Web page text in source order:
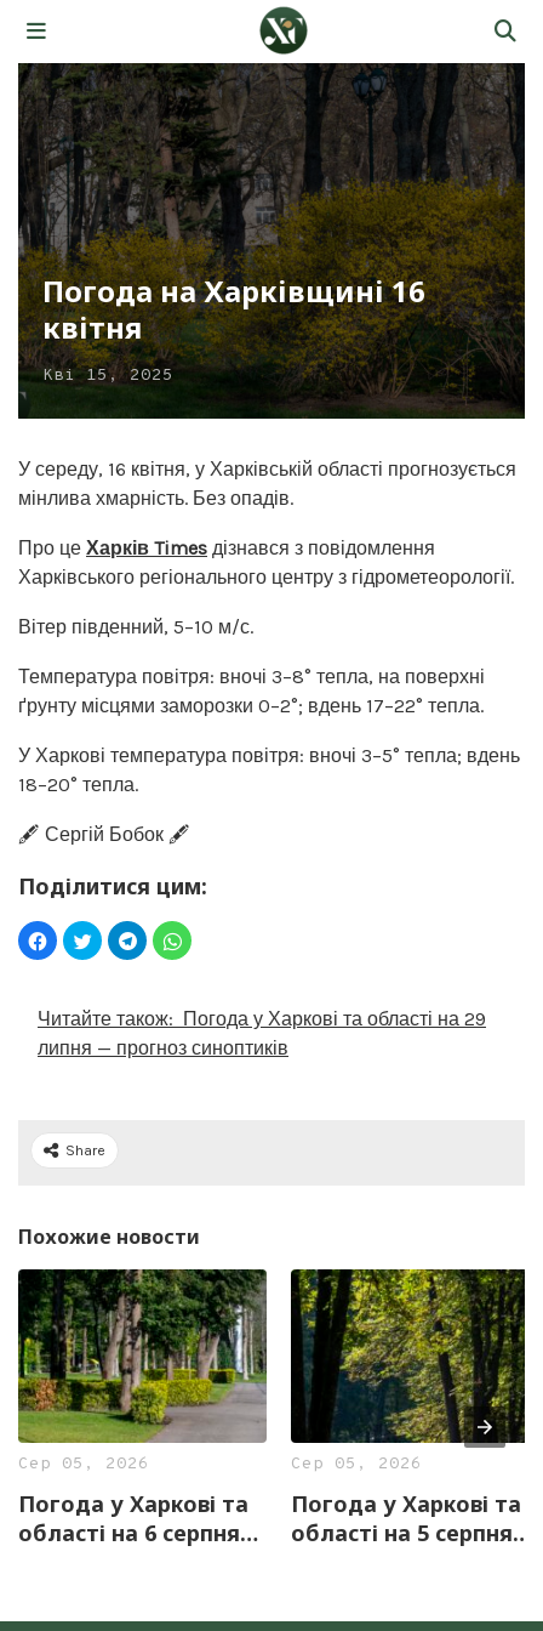
Погода на Харківщині 16
квітня
Кві 15, 2025
У середу, 16 квітня, у Харківській області прогнозується
мінлива хмарність. Без опадів.
Про це Харків Times дізнався з повідомлення
Харківського регіонального центру з гідрометеорології.
Вітер південний, 5–10 м/с.
Температура повітря: вночі 3–8° тепла, на поверхні
ґрунту місцями заморозки 0–2°; вдень 17–22° тепла.
У Харкові температура повітря: вночі 3–5° тепла; вдень
18–20° тепла.
🖋️ Сергій Бобок 🖋️
Поділитися цим:
Читайте також: Погода у Харкові та області на 29
липня — прогноз синоптиків
Share
Похожие новости
Сер 05, 2026
Погода у Харкові та
області на 6 серпня
Сер 05, 2026
Погода у Харкові та
області на 5 серпня